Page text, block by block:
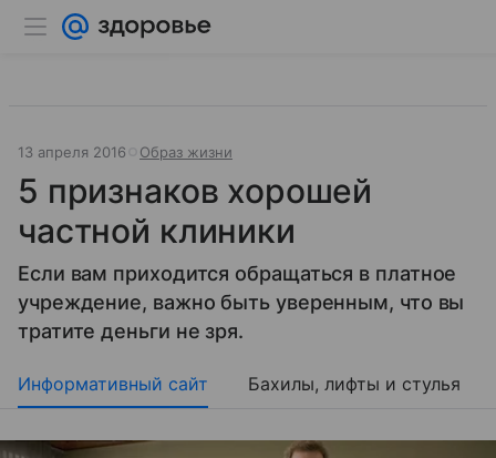
13 апреля 2016 Образ жизни
5 признаков хорошей
частной клиники
Если вам приходится обращаться в платное
учреждение, важно быть уверенным, что вы
тратите деньги не зря.
Информативный сайт Бахилы, лифты и стулья